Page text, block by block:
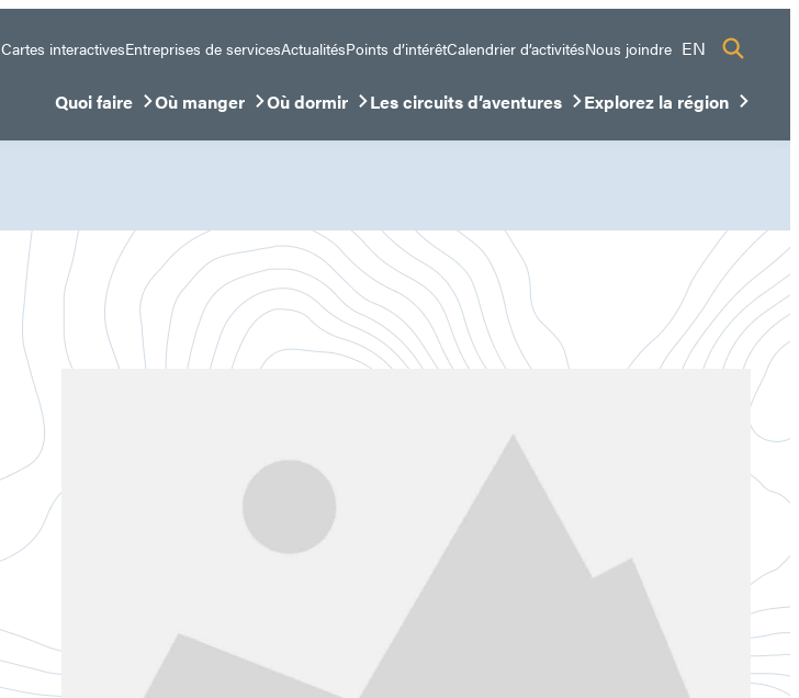
Cartes interactivesEntreprises de servicesActualitésPoints d’intérêtCalendrier d’activitésNous joindre EN
Quoi faire
Ouvrir/Fermer le sous-menu
Où manger
Ouvrir/Fermer le sous-menu
Où dormir
Ouvrir/Fermer le sous-menu
Les circuits d’aventures
Ouvrir/Fermer le sous-menuExplorez la région
Ouvrir/Fermer le sous-